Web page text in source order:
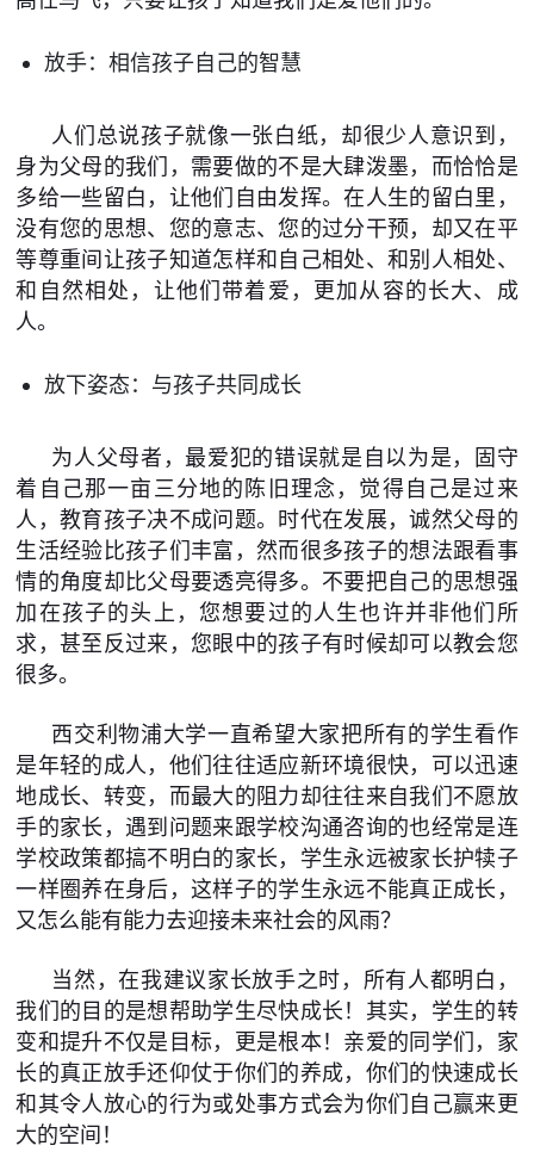
放手：相信孩子自己的智慧
人们总说孩子就像一张白纸，却很少人意识到，
身为父母的我们，需要做的不是大肆泼墨，而恰恰是
多给一些留白，让他们自由发挥。在人生的留白里，
没有您的思想、您的意志、您的过分干预，却又在平
等尊重间让孩子知道怎样和自己相处、和别人相处、
和自然相处，让他们带着爱，更加从容的长大、成
人。
放下姿态：与孩子共同成长
为人父母者，最爱犯的错误就是自以为是，固守
着自己那一亩三分地的陈旧理念，觉得自己是过来
人，教育孩子决不成问题。时代在发展，诚然父母的
生活经验比孩子们丰富，然而很多孩子的想法跟看事
情的角度却比父母要透亮得多。不要把自己的思想强
加在孩子的头上，您想要过的人生也许并非他们所
求，甚至反过来，您眼中的孩子有时候却可以教会您
很多。
西交利物浦大学一直希望大家把所有的学生看作
是年轻的成人，他们往往适应新环境很快，可以迅速
地成长、转变，而最大的阻力却往往来自我们不愿放
手的家长，遇到问题来跟学校沟通咨询的也经常是连
学校政策都搞不明白的家长，学生永远被家长护犊子
一样圈养在身后，这样子的学生永远不能真正成长，
又怎么能有能力去迎接未来社会的风雨？
当然，在我建议家长放手之时，所有人都明白，
我们的目的是想帮助学生尽快成长！其实，学生的转
变和提升不仅是目标，更是根本！亲爱的同学们，家
长的真正放手还仰仗于你们的养成，你们的快速成长
和其令人放心的行为或处事方式会为你们自己赢来更
大的空间！